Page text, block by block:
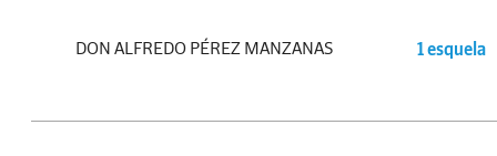
DON ALFREDO PÉREZ MANZANAS 1 esquela